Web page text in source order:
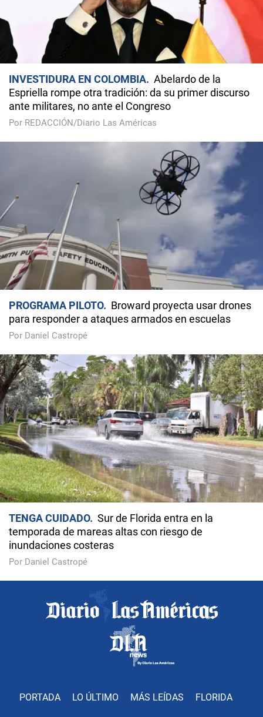
INVESTIDURA EN COLOMBIA
Abelardo de la
Espriella rompe otra tradición: da su primer discurso
ante militares, no ante el Congreso
Por REDACCIÓN/Diario Las Américas
PROGRAMA PILOTO
Broward proyecta usar drones
para responder a ataques armados en escuelas
Por Daniel Castropé
TENGA CUIDADO
Sur de Florida entra en la
temporada de mareas altas con riesgo de
inundaciones costeras
Por Daniel Castropé
PORTADA LO ÚLTIMO MÁS LEÍDAS FLORIDA